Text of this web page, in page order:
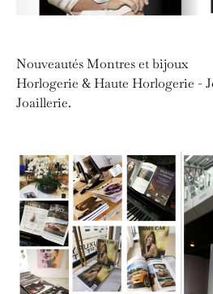
Nouveautés Montres et bijoux
Horlogerie & Haute Horlogerie -
Joaillerie.